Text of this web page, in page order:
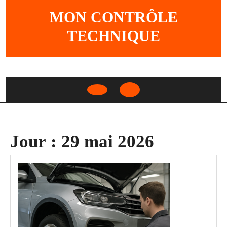
MON CONTRÔLE
TECHNIQUE
Open
Jour : 29 mai 2026